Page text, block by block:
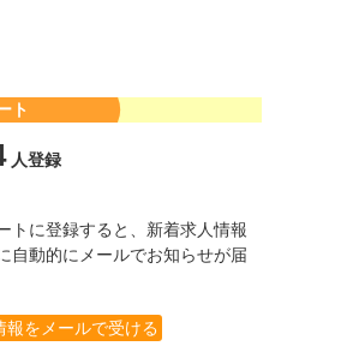
ト
人登録
トに登録すると、新着求人情報
自動的にメールでお知らせが届
報をメールで受ける